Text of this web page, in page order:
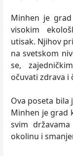
Minhen je
visokim
utisak. Njihov
na svetskom
se,
očuvati zdrava i
Ova poseta bila
Minhen je grad
svim
okolinu i